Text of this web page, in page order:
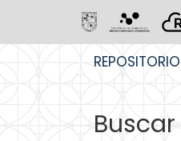
Buscar